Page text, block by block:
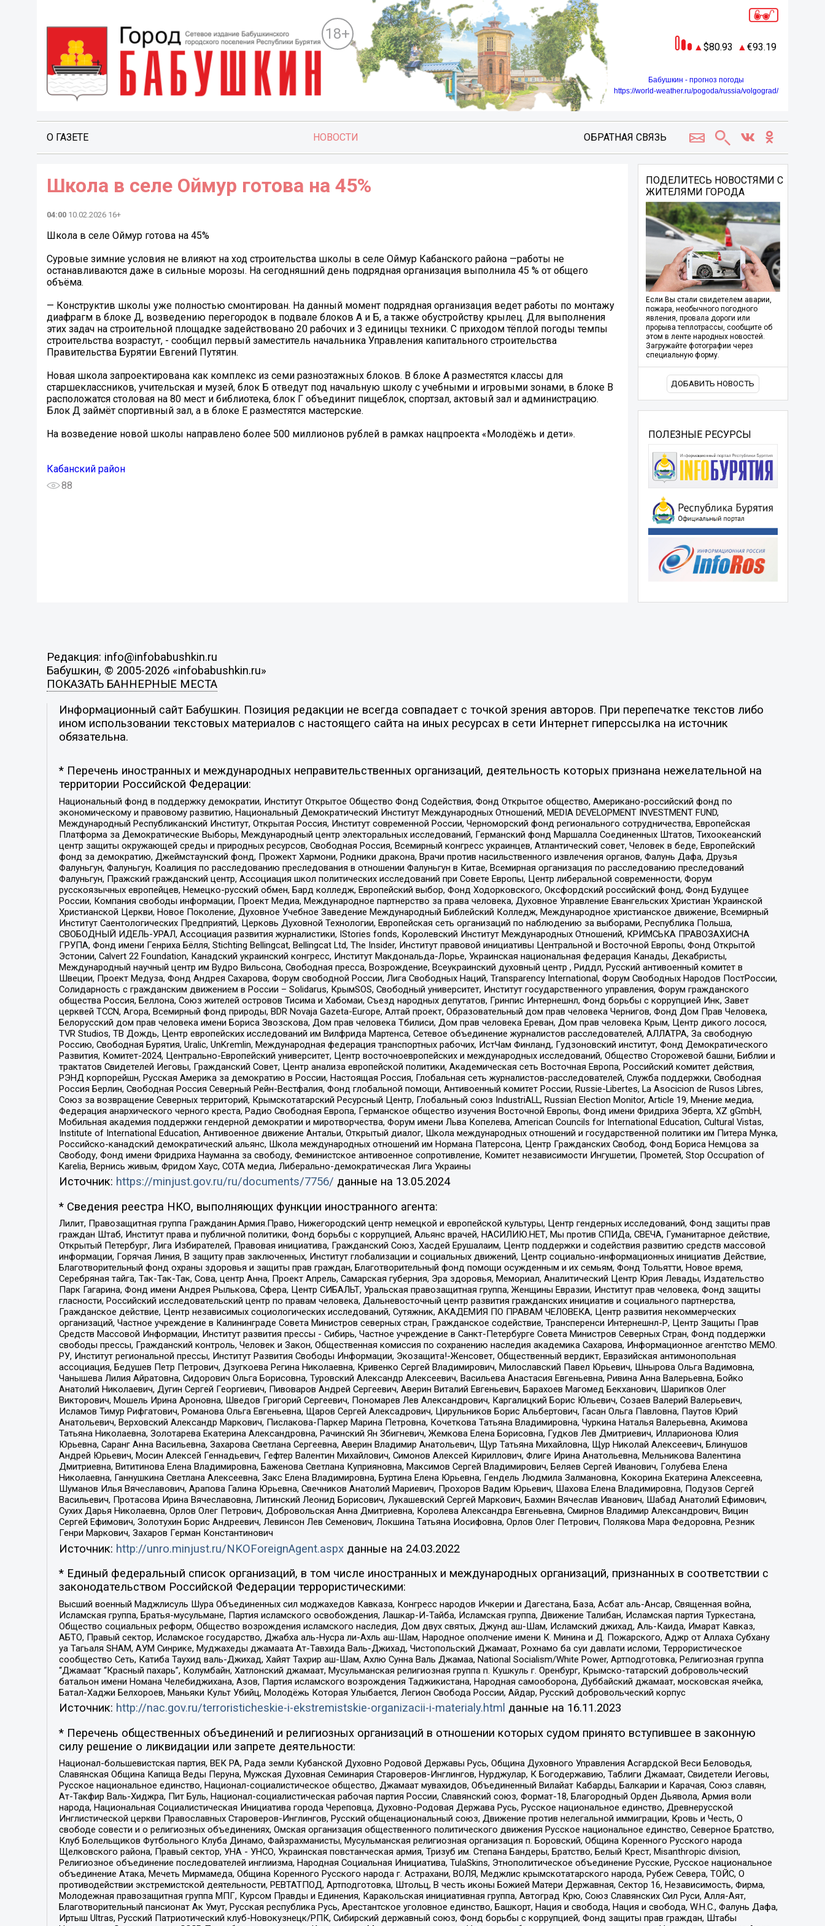
18+
80.93 93.19
Бабушкин - прогноз погоды
https://world-weather.ru/pogoda/russia/volgograd/
О ГАЗЕТЕ НОВОСТИ ОБРАТНАЯ СВЯЗЬ
Школа в селе Оймур готова на 45%
04:00 10.02.2026 16+
Школа в селе Оймур готова на 45%
Суровые зимние условия не влияют на ход строительства школы в селе Оймур Кабанского района —работы не
останавливаются даже в сильные морозы. На сегодняшний день подрядная организация выполнила 45 % от общего
объёма.
— Конструктив школы уже полностью смонтирован. На данный момент подрядная организация ведет работы по монтажу
диафрагм в блоке Д, возведению перегородок в подвале блоков А и Б, а также обустройству крылец. Для выполнения
этих задач на строительной площадке задействовано 20 рабочих и 3 единицы техники. С приходом тёплой погоды темпы
строительства возрастут, - сообщил первый заместитель начальника Управления капитального строительства
Правительства Бурятии Евгений Путятин.
Новая школа запроектирована как комплекс из семи разноэтажных блоков. В блоке А разместятся классы для
старшеклассников, учительская и музей, блок Б отведут под начальную школу с учебными и игровыми зонами, в блоке В
расположатся столовая на 80 мест и библиотека, блок Г объединит пищеблок, спортзал, актовый зал и администрацию.
Блок Д займёт спортивный зал, а в блоке Е разместятся мастерские.
На возведение новой школы направлено более 500 миллионов рублей в рамках нацпроекта «Молодёжь и дети».
Кабанский район
88
ПОДЕЛИТЕСЬ НОВОСТЯМИ С
ЖИТЕЛЯМИ ГОРОДА
Если Вы стали свидетелем аварии,
пожара, необычного погодного
явления, провала дороги или
прорыва теплотрассы, сообщите об
этом в ленте народных новостей.
Загружайте фотографии через
специальную форму.
ДОБАВИТЬ НОВОСТЬ
ПОЛЕЗНЫЕ РЕСУРСЫ
Редакция: info@infobabushkin.ru
Бабушкин, © 2005-2026 «infobabushkin.ru»
ПОКАЗАТЬ БАННЕРНЫЕ МЕСТА
Информационный сайт Бабушкин. Позиция редакции не всегда совпадает с точкой зрения авторов. При перепечатке текстов либо
ином использовании текстовых материалов с настоящего сайта на иных ресурсах в сети Интернет гиперссылка на источник
обязательна.
* Перечень иностранных и международных неправительственных организаций, деятельность которых признана нежелательной на
территории Российской Федерации:
Национальный фонд в поддержку демократии, Институт Открытое Общество Фонд Содействия, Фонд Открытое общество, Американо-российский фонд по
экономическому и правовому развитию, Национальный Демократический Институт Международных Отношений, MEDIA DEVELOPMENT INVESTMENT FUND,
Международный Республиканский Институт, Открытая Россия, Институт современной России, Черноморский фонд регионального сотрудничества, Европейская
Платформа за Демократические Выборы, Международный центр электоральных исследований, Германский фонд Маршалла Соединенных Штатов, Тихоокеанский
центр защиты окружающей среды и природных ресурсов, Свободная Россия, Всемирный конгресс украинцев, Атлантический совет, Человек в беде, Европейский
фонд за демократию, Джеймстаунский фонд, Прожект Хармони, Родники дракона, Врачи против насильственного извлечения органов, Фалунь Дафа, Друзья
Фалуньгун, Фалуньгун, Коалиция по расследованию преследования в отношении Фалуньгун в Китае, Всемирная организация по расследованию преследований
Фалуньгун, Пражский гражданский центр, Ассоциация школ политических исследований при Совете Европы, Центр либеральной современности, Форум
русскоязычных европейцев, Немецко-русский обмен, Бард колледж, Европейский выбор, Фонд Ходорковского, Оксфордский российский фонд, Фонд Будущее
России, Компания свободы информации, Проект Медиа, Международное партнерство за права человека, Духовное Управление Евангельских Христиан Украинской
Христианской Церкви, Новое Поколение, Духовное Учебное Заведение Международный Библейский Колледж, Международное христианское движение, Всемирный
Институт Саентологических Предприятий, Церковь Духовной Технологии, Европейская сеть организаций по наблюдению за выборами, Республика Польша,
СВОБОДНЫЙ ИДЕЛЬ-УРАЛ, Ассоциация развития журналистики, IStories fonds, Королевский Институт Международных Отношений, КРИМСЬКА ПРАВОЗАХИСНА
ГРУПА, Фонд имени Генриха Бёлля, Stichting Bellingcat, Bellingcat Ltd, The Insider, Институт правовой инициативы Центральной и Восточной Европы, Фонд Открытой
Эстонии, Calvert 22 Foundation, Канадский украинский конгресс, Институт Макдональда-Лорье, Украинская национальная федерация Канады, Декабристы,
Международный научный центр им Вудро Вильсона, Свободная пресса, Возрождение, Всеукраинский духовный центр , Риддл, Русский антивоенный комитет в
Швеции, Проект Медуза, Фонд Андрея Сахарова, Форум свободной России, Лига Свободных Наций, Transparеncy International, Форум Свободных Народов ПостРоссии,
Солидарность с гражданским движением в России – Solidarus, КрымSOS, Свободный университет, Институт государственного управления, Форум гражданского
общества Россия, Беллона, Союз жителей островов Тисима и Хабомаи, Съезд народных депутатов, Гринпис Интернешнл, Фонд борьбы с коррупцией Инк, Завет
церквей TCCN, Агора, Всемирный фонд природы, BDR Novaja Gazeta-Europe, Алтай проект, Образовательный дом прав человека Чернигов, Фонд Дом Прав Человека,
Белорусский дом прав человека имени Бориса Звозскова, Дом прав человека Тбилиси, Дом прав человека Ереван, Дом прав человека Крым, Центр дикого лосося,
TVR Studios, ТВ Дождь, Центр европейских исследований им Вилфрида Мартенса, Сетевое объединение журналистов расследователей, АЛЛАТРА, За свободную
Россию, Свободная Бурятия, Uralic, UnKremlin, Международная федерация транспортных рабочих, ИстЧам Финланд, Гудзоновский институт, Фонд Демократического
Развития, Комитет-2024, Центрально-Европейский университет, Центр восточноевропейских и международных исследований, Общество Сторожевой башни, Библии и
трактатов Свидетелей Иеговы, Гражданский Совет, Центр анализа европейской политики, Академическая сеть Восточная Европа, Российский комитет действия,
РЭНД корпорейшн, Русская Америка за демократию в России, Настоящая Россия, Глобальная сеть журналистов-расследователей, Служба поддержки, Свободная
Россия Берлин, Свободная Россия Северный Рейн-Вестфалия, Фонд глобальной помощи, Антивоенный комитет России, Russie-Libertes, La Asocicion de Rusos Libres,
Союз за возвращение Северных территорий, Крымскотатарский Ресурсный Центр, Глобальный союз IndustriALL, Russian Election Monitor, Article 19, Мнение медиа,
Федерация анархического черного креста, Радио Свободная Европа, Германское общество изучения Восточной Европы, Фонд имени Фридриха Эберта, XZ gGmbH,
Мобильная академия поддержки гендерной демократии и миротворчества, Форум имени Льва Копелева, American Councils for International Education, Cultural Vistas,
Institute of International Education, Антивоенное движение Антальи, Открытый диалог, Школа международных отношений и государственной политики им Питера Мунка,
Российско-канадский демократический альянс, Школа международных отношений им Нормана Патерсона, Центр Гражданских Свобод, Фонд Бориса Немцова за
Свободу, Фонд имени Фридриха Науманна за свободу, Феминистское антивоенное сопротивление, Комитет независимости Ингушетии, Прометей, Stop Occupation of
Karelia, Вернись живым, Фридом Хаус, СОТА медиа, Либерально-демократическая Лига Украины
Источник: https://minjust.gov.ru/ru/documents/7756/ данные на 13.05.2024
* Сведения реестра НКО, выполняющих функции иностранного агента:
Лилит, Правозащитная группа Гражданин.Армия.Право, Нижегородский центр немецкой и европейской культуры, Центр гендерных исследований, Фонд защиты прав
граждан Штаб, Институт права и публичной политики, Фонд борьбы с коррупцией, Альянс врачей, НАСИЛИЮ.НЕТ, Мы против СПИДа, СВЕЧА, Гуманитарное действие,
Открытый Петербург, Лига Избирателей, Правовая инициатива, Гражданский Союз, Хасдей Ерушалаим, Центр поддержки и содействия развитию средств массовой
информации, Горячая Линия, В защиту прав заключенных, Институт глобализации и социальных движений, Центр социально-информационных инициатив Действие,
Благотворительный фонд охраны здоровья и защиты прав граждан, Благотворительный фонд помощи осужденным и их семьям, Фонд Тольятти, Новое время,
Серебряная тайга, Так-Так-Так, Сова, центр Анна, Проект Апрель, Самарская губерния, Эра здоровья, Мемориал, Аналитический Центр Юрия Левады, Издательство
Парк Гагарина, Фонд имени Андрея Рылькова, Сфера, Центр СИБАЛЬТ, Уральская правозащитная группа, Женщины Евразии, Институт прав человека, Фонд защиты
гласности, Российский исследовательский центр по правам человека, Дальневосточный центр развития гражданских инициатив и социального партнерства,
Гражданское действие, Центр независимых социологических исследований, Сутяжник, АКАДЕМИЯ ПО ПРАВАМ ЧЕЛОВЕКА, Центр развития некоммерческих
организаций, Частное учреждение в Калининграде Совета Министров северных стран, Гражданское содействие, Трансперенси Интернешнл-Р, Центр Защиты Прав
Средств Массовой Информации, Институт развития прессы - Сибирь, Частное учреждение в Санкт-Петербурге Совета Министров Северных Стран, Фонд поддержки
свободы прессы, Гражданский контроль, Человек и Закон, Общественная комиссия по сохранению наследия академика Сахарова, Информационное агентство МЕМО.
РУ, Институт региональной прессы, Институт Развития Свободы Информации, Экозащита!-Женсовет, Общественный вердикт, Евразийская антимонопольная
ассоциация, Бедушев Петр Петрович, Дзугкоева Регина Николаевна, Кривенко Сергей Владимирович, Милославский Павел Юрьевич, Шнырова Ольга Вадимовна,
Чанышева Лилия Айратовна, Сидорович Ольга Борисовна, Туровский Александр Алексеевич, Васильева Анастасия Евгеньевна, Ривина Анна Валерьевна, Бойко
Анатолий Николаевич, Дугин Сергей Георгиевич, Пивоваров Андрей Сергеевич, Аверин Виталий Евгеньевич, Барахоев Магомед Бекханович, Шарипков Олег
Викторович, Мошель Ирина Ароновна, Шведов Григорий Сергеевич, Пономарев Лев Александрович, Каргалицкий Борис Юльевич, Созаев Валерий Валерьевич,
Исламов Тимур Рифгатович, Романова Ольга Евгеньевна, Щаров Сергей Алексадрович, Цирульников Борис Альбертович, Гасан Ольга Павловна, Паутов Юрий
Анатольевич, Верховский Александр Маркович, Пислакова-Паркер Марина Петровна, Кочеткова Татьяна Владимировна, Чуркина Наталья Валерьевна, Акимова
Татьяна Николаевна, Золотарева Екатерина Александровна, Рачинский Ян Збигневич, Жемкова Елена Борисовна, Гудков Лев Дмитриевич, Илларионова Юлия
Юрьевна, Саранг Анна Васильевна, Захарова Светлана Сергеевна, Аверин Владимир Анатольевич, Щур Татьяна Михайловна, Щур Николай Алексеевич, Блинушов
Андрей Юрьевич, Мосин Алексей Геннадьевич, Гефтер Валентин Михайлович, Симонов Алексей Кириллович, Флиге Ирина Анатольевна, Мельникова Валентина
Дмитриевна, Вититинова Елена Владимировна, Баженова Светлана Куприяновна, Максимов Сергей Владимирович, Беляев Сергей Иванович, Голубева Елена
Николаевна, Ганнушкина Светлана Алексеевна, Закс Елена Владимировна, Буртина Елена Юрьевна, Гендель Людмила Залмановна, Кокорина Екатерина Алексеевна,
Шуманов Илья Вячеславович, Арапова Галина Юрьевна, Свечников Анатолий Мариевич, Прохоров Вадим Юрьевич, Шахова Елена Владимировна, Подузов Сергей
Васильевич, Протасова Ирина Вячеславовна, Литинский Леонид Борисович, Лукашевский Сергей Маркович, Бахмин Вячеслав Иванович, Шабад Анатолий Ефимович,
Сухих Дарья Николаевна, Орлов Олег Петрович, Добровольская Анна Дмитриевна, Королева Александра Евгеньевна, Смирнов Владимир Александрович, Вицин
Сергей Ефимович, Золотухин Борис Андреевич, Левинсон Лев Семенович, Локшина Татьяна Иосифовна, Орлов Олег Петрович, Полякова Мара Федоровна, Резник
Генри Маркович, Захаров Герман Константинович
Источник: http://unro.minjust.ru/NKOForeignAgent.aspxданные на 24.03.2022
* Единый федеральный список организаций, в том числе иностранных и международных организаций, признанных в соответствии с
законодательством Российской Федерации террористическими:
Высший военный Маджлисуль Шура Объединенных сил моджахедов Кавказа, Конгресс народов Ичкерии и Дагестана, База, Асбат аль-Ансар, Священная война,
Исламская группа, Братья-мусульмане, Партия исламского освобождения, Лашкар-И-Тайба, Исламская группа, Движение Талибан, Исламская партия Туркестана,
Общество социальных реформ, Общество возрождения исламского наследия, Дом двух святых, Джунд аш-Шам, Исламский джихад, Аль-Каида, Имарат Кавказ,
АБТО, Правый сектор, Исламское государство, Джабха аль-Нусра ли-Ахль аш-Шам, Народное ополчение имени К. Минина и Д. Пожарского, Аджр от Аллаха Субхану
уа Тагьаля SHAM, АУМ Синрике, Муджахеды джамаата Ат-Тавхида Валь-Джихад, Чистопольский Джамаат, Рохнамо ба суи давлати исломи, Террористическое
сообщество Сеть, Катиба Таухид валь-Джихад, Хайят Тахрир аш-Шам, Ахлю Сунна Валь Джамаа, National Socialism/White Power, Артподготовка, Религиозная группа
“Джамаат “Красный пахарь”, Колумбайн, Хатлонский джамаат, Мусульманская религиозная группа п. Кушкуль г. Оренбург, Крымско-татарский добровольческий
батальон имени Номана Челебиджихана, Азов, Партия исламского возрождения Таджикистана, Народная самооборона, Дуббайский джамаат, московская ячейка,
Батал-Хаджи Белхороев, Маньяки Культ Убийц, Молодёжь Которая Улыбается, Легион Свобода России, Айдар, Русский добровольческий корпус
Источник: http://nac.gov.ru/terroristicheskie-i-ekstremistskie-organizacii-i-materialy.html данные на 16.11.2023
* Перечень общественных объединений и религиозных организаций в отношении которых судом принято вступившее в законную
силу решение о ликвидации или запрете деятельности:
Национал-большевистская партия, ВЕК РА, Рада земли Кубанской Духовно Родовой Державы Русь, Община Духовного Управления Асгардской Веси Беловодья,
Славянская Община Капища Веды Перуна, Мужская Духовная Семинария Староверов-Инглингов, Нурджулар, К Богодержавию, Таблиги Джамаат, Свидетели Иеговы,
Русское национальное единство, Национал-социалистическое общество, Джамаат мувахидов, Объединенный Вилайат Кабарды, Балкарии и Карачая, Союз славян,
Ат-Такфир Валь-Хиджра, Пит Буль, Национал-социалистическая рабочая партия России, Славянский союз, Формат-18, Благородный Орден Дьявола, Армия воли
народа, Национальная Социалистическая Инициатива города Череповца, Духовно-Родовая Держава Русь, Русское национальное единство, Древнерусской
Инглистической церкви Православных Староверов-Инглингов, Русский общенациональный союз, Движение против нелегальной иммиграции, Кровь и Честь, О
свободе совести и о религиозных объединениях, Омская организация общественного политического движения Русское национальное единство, Северное Братство,
Клуб Болельщиков Футбольного Клуба Динамо, Файзрахманисты, Мусульманская религиозная организация п. Боровский, Община Коренного Русского народа
Щелковского района, Правый сектор, УНА - УНСО, Украинская повстанческая армия, Тризуб им. Степана Бандеры, Братство, Белый Крест, Misanthropic division,
Религиозное объединение последователей инглиизма, Народная Социальная Инициатива, TulaSkins, Этнополитическое объединение Русские, Русское национальное
объединение Атака, Мечеть Мирмамеда, Община Коренного Русского народа г. Астрахани, ВОЛЯ, Меджлис крымскотатарского народа, Рубеж Севера, ТОЙС, О
противодействии экстремистской деятельности, РЕВТАТПОД, Артподготовка, Штольц, В честь иконы Божией Матери Державная, Сектор 16, Независимость, Фирма,
Молодежная правозащитная группа МПГ, Курсом Правды и Единения, Каракольская инициативная группа, Автоград Крю, Союз Славянских Сил Руси, Алля-Аят,
Благотворительный пансионат Ак Умут, Русская республика Русь, Арестантское уголовное единство, Башкорт, Нация и свобода, Нация и свобода, W.H.С., Фалунь Дафа,
Иртыш Ultras, Русский Патриотический клуб-Новокузнецк/РПК, Сибирский державный союз, Фонд борьбы с коррупцией, Фонд защиты прав граждан, Штабы